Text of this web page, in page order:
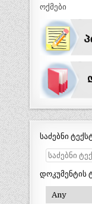
ოქმები
საძებნი
დოკუმენტის